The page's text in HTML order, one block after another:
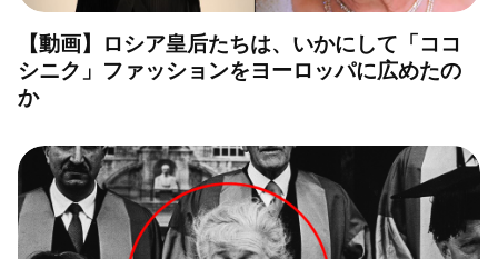
【動画】ロシア皇后たちは、いかにして「ココ
シニク」ファッションをヨーロッパに広めたの
か